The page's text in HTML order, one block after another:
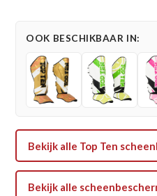
Urban
Arts
/
Wit
OOK BESCHIKBAAR IN:
Bekijk alle Top Ten
Bekijk alle